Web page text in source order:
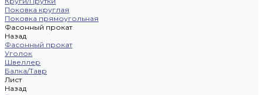
Поковка круглая
Поковка прямоугольная
Фасонный прокат
Назад
Фасонный прокат
Уголок
Швеллер
Балка/Тавр
Лист
Назад